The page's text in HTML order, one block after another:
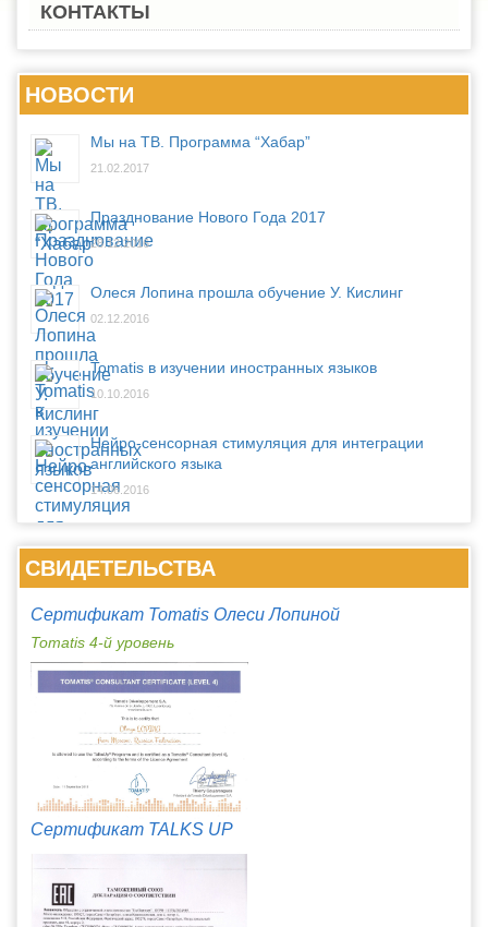
КОНТАКТЫ
НОВОСТИ
Мы на ТВ. Программа “Хабар”
21.02.2017
Празднование Нового Года 2017
28.12.2016
Олеся Лопина прошла обучение У. Кислинг
02.12.2016
Tomatis в изучении иностранных языков
10.10.2016
Нейро-сенсорная стимуляция для интеграции
английского языка
14.06.2016
СВИДЕТЕЛЬСТВА
Сертификат Tomatis Олеси Лопиной
Tomatis 4-й уровень
Сертификат TALKS UP